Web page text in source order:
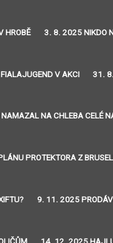
HROBĚ 3. 8. 2025 NIKDO
V AKCI 31.
NA CHLEBA CELÉ
PROTEKTORA Z
9. 11. 2025